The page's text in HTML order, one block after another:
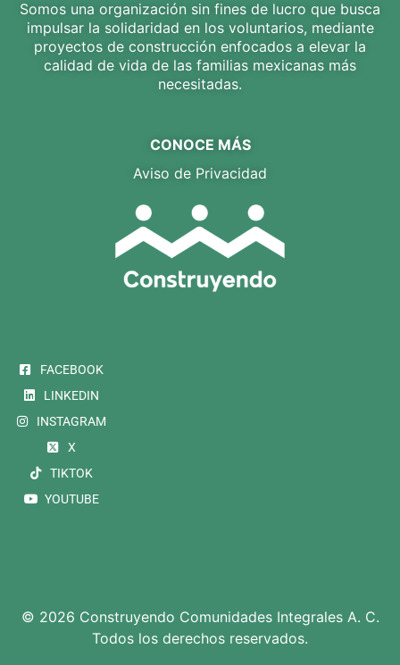
Somos una organización sin fines de lucro que busca
impulsar la solidaridad en los voluntarios, mediante
proyectos de construcción enfocados a elevar la
calidad de vida de las familias mexicanas más
necesitadas.
CONOCE MÁS
Aviso de Privacidad
FACEBOOK
LINKEDIN
INSTAGRAM
X
TIKTOK
YOUTUBE
© 2026 Construyendo Comunidades Integrales A. C.
Todos los derechos reservados.